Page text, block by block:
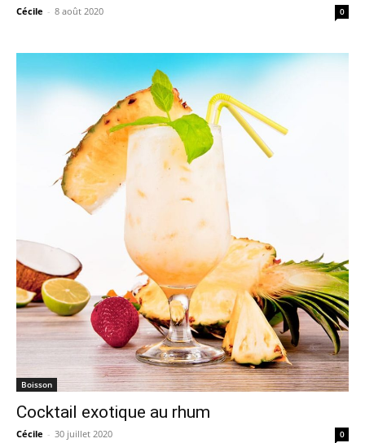
Cécile - 8 août 2020 0
Boisson
Cocktail exotique au rhum
Cécile - 30 juillet 2020 0